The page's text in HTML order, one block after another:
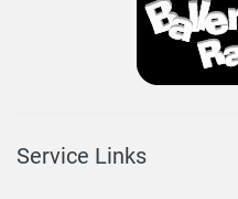
Service Links